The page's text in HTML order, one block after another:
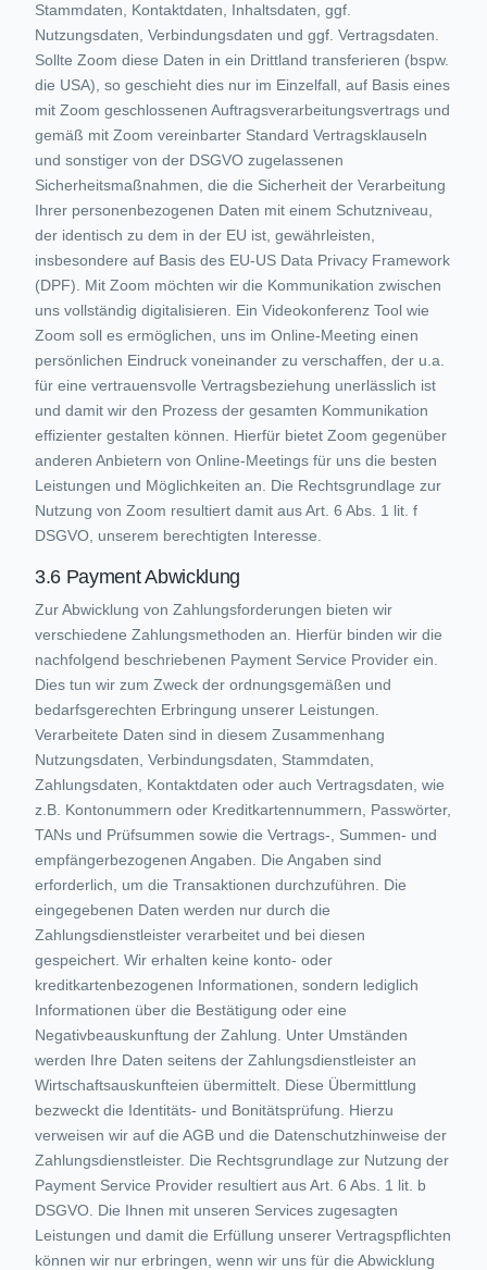
Stammdaten, Kontaktdaten, Inhaltsdaten, ggf.
Nutzungsdaten, Verbindungsdaten und ggf. Vertragsdaten.
Sollte Zoom diese Daten in ein Drittland transferieren (bspw.
die USA), so geschieht dies nur im Einzelfall, auf Basis eines
mit Zoom geschlossenen Auftragsverarbeitungsvertrags und
gemäß mit Zoom vereinbarter Standard Vertragsklauseln
und sonstiger von der DSGVO zugelassenen
Sicherheitsmaßnahmen, die die Sicherheit der Verarbeitung
Ihrer personenbezogenen Daten mit einem Schutzniveau,
der identisch zu dem in der EU ist, gewährleisten,
insbesondere auf Basis des EU-US Data Privacy Framework
(DPF). Mit Zoom möchten wir die Kommunikation zwischen
uns vollständig digitalisieren. Ein Videokonferenz Tool wie
Zoom soll es ermöglichen, uns im Online-Meeting einen
persönlichen Eindruck voneinander zu verschaffen, der u.a.
für eine vertrauensvolle Vertragsbeziehung unerlässlich ist
und damit wir den Prozess der gesamten Kommunikation
effizienter gestalten können. Hierfür bietet Zoom gegenüber
anderen Anbietern von Online-Meetings für uns die besten
Leistungen und Möglichkeiten an. Die Rechtsgrundlage zur
Nutzung von Zoom resultiert damit aus Art. 6 Abs. 1 lit. f
DSGVO, unserem berechtigten Interesse.
3.6 Payment Abwicklung
Zur Abwicklung von Zahlungsforderungen bieten wir
verschiedene Zahlungsmethoden an. Hierfür binden wir die
nachfolgend beschriebenen Payment Service Provider ein.
Dies tun wir zum Zweck der ordnungsgemäßen und
bedarfsgerechten Erbringung unserer Leistungen.
Verarbeitete Daten sind in diesem Zusammenhang
Nutzungsdaten, Verbindungsdaten, Stammdaten,
Zahlungsdaten, Kontaktdaten oder auch Vertragsdaten, wie
z.B. Kontonummern oder Kreditkartennummern, Passwörter,
TANs und Prüfsummen sowie die Vertrags-, Summen- und
empfängerbezogenen Angaben. Die Angaben sind
erforderlich, um die Transaktionen durchzuführen. Die
eingegebenen Daten werden nur durch die
Zahlungsdienstleister verarbeitet und bei diesen
gespeichert. Wir erhalten keine konto- oder
kreditkartenbezogenen Informationen, sondern lediglich
Informationen über die Bestätigung oder eine
Negativbeauskunftung der Zahlung. Unter Umständen
werden Ihre Daten seitens der Zahlungsdienstleister an
Wirtschaftsauskunfteien übermittelt. Diese Übermittlung
bezweckt die Identitäts- und Bonitätsprüfung. Hierzu
verweisen wir auf die AGB und die Datenschutzhinweise der
Zahlungsdienstleister. Die Rechtsgrundlage zur Nutzung der
Payment Service Provider resultiert aus Art. 6 Abs. 1 lit. b
DSGVO. Die Ihnen mit unseren Services zugesagten
Leistungen und damit die Erfüllung unserer Vertragspflichten
können wir nur erbringen, wenn wir uns für die Abwicklung